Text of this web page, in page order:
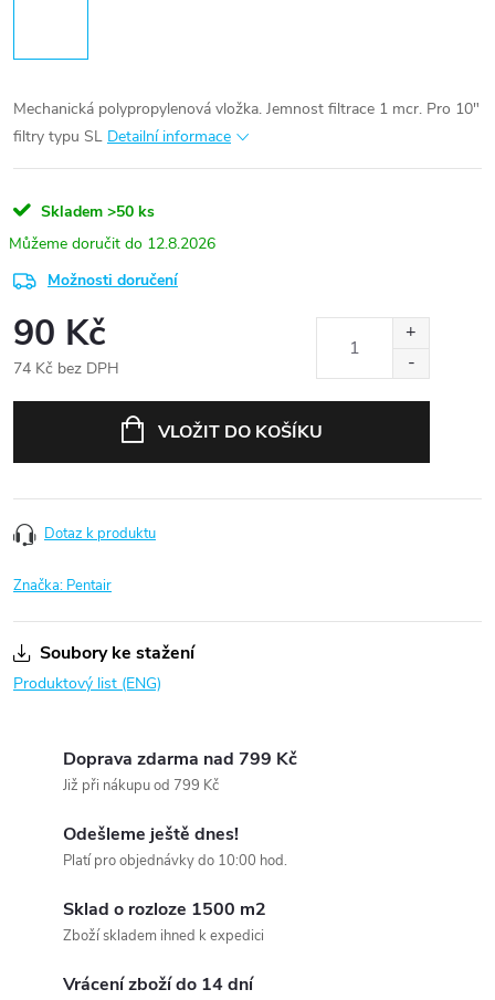
Mechanická polypropylenová vložka. Jemnost filtrace 1 mcr. Pro 10"
filtry typu SL Detailní informace
Skladem >50 ks
12.8.2026
Možnosti doručení
90 Kč
74 Kč bez DPH
VLOŽIT DO KOŠÍKU
Dotaz k produktu
Značka: Pentair
Soubory ke stažení
Produktový list (ENG)
Doprava zdarma nad 799 Kč
Již při nákupu od 799 Kč
Odešleme ještě dnes!
Platí pro objednávky do 10:00 hod.
Sklad o rozloze 1500 m2
Zboží skladem ihned k expedici
Vrácení zboží do 14 dní